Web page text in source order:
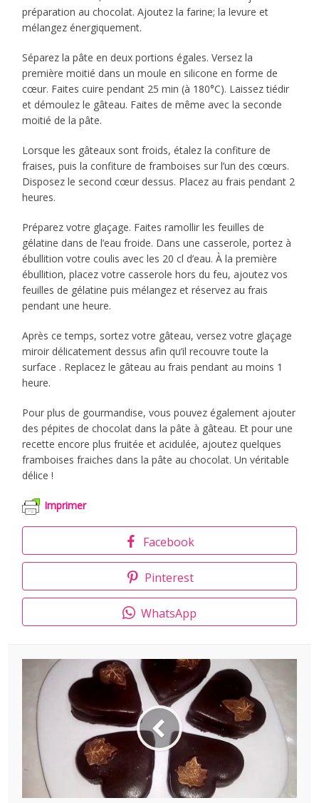
préparation au chocolat. Ajoutez la farine; la levure et
mélangez énergiquement.
Séparez la pâte en deux portions égales. Versez la
première moitié dans un moule en silicone en forme de
cœur. Faites cuire pendant 25 min (à 180°C). Laissez tiédir
et démoulez le gâteau. Faites de même avec la seconde
moitié de la pâte.
Lorsque les gâteaux sont froids, étalez la confiture de
fraises, puis la confiture de framboises sur l’un des cœurs.
Disposez le second cœur dessus. Placez au frais pendant 2
heures.
Préparez votre glaçage. Faites ramollir les feuilles de
gélatine dans de l’eau froide. Dans une casserole, portez à
ébullition votre coulis avec les 20 cl d’eau. À la première
ébullition, placez votre casserole hors du feu, ajoutez vos
feuilles de gélatine puis mélangez et réservez au frais
pendant une heure.
Après ce temps, sortez votre gâteau, versez votre glaçage
miroir délicatement dessus afin qu’il recouvre toute la
surface . Replacez le gâteau au frais pendant au moins 1
heure.
Pour plus de gourmandise, vous pouvez également ajouter
des pépites de chocolat dans la pâte à gâteau. Et pour une
recette encore plus fruitée et acidulée, ajoutez quelques
framboises fraiches dans la pâte au chocolat. Un véritable
délice !
Imprimer
Facebook
Pinterest
WhatsApp